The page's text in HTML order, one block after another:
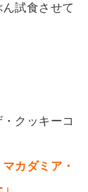
試食させて
クッキーコ
カダミア・